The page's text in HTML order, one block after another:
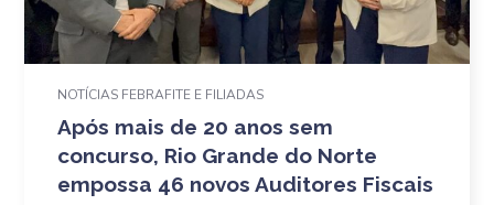
NOTÍCIAS FEBRAFITE E FILIADAS
Após mais de 20 anos sem
concurso, Rio Grande do Norte
empossa 46 novos Auditores Fiscais